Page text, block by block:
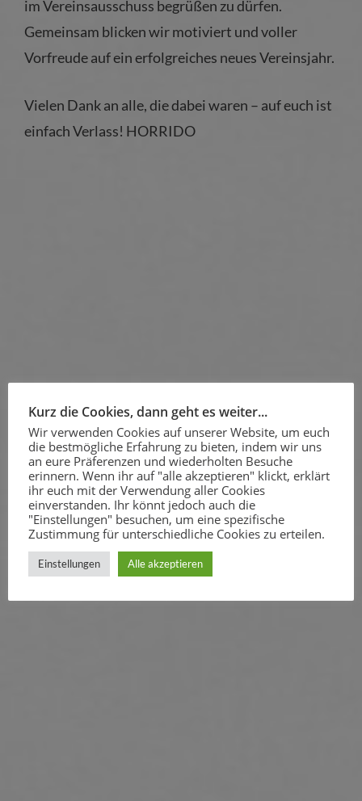
im Vereinsausschuss begrüßen zu dürfen.
Gemeinsam blicken wir motiviert und voller
Vorfreude auf ein erfolgreiches neues Vereinsjahr.
Vielen Dank an alle, die dabei waren – auf euch ist
einfach Verlass! HORRIDO
Kurz die Cookies, dann geht es weiter...
Wir verwenden Cookies auf unserer Website, um euch
die bestmögliche Erfahrung zu bieten, indem wir uns
an eure Präferenzen und wiederholten Besuche
erinnern. Wenn ihr auf "alle akzeptieren" klickt, erklärt
ihr euch mit der Verwendung aller Cookies
einverstanden. Ihr könnt jedoch auch die
"Einstellungen" besuchen, um eine spezifische
Zustimmung für unterschiedliche Cookies zu erteilen.
Einstellungen Alle akzeptieren